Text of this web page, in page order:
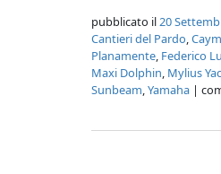
pubblicato il20
Cantieri del Pardo,
Planamente, Federico
Maxi Dolphin, Mylius
Sunbeam,Yamaha |